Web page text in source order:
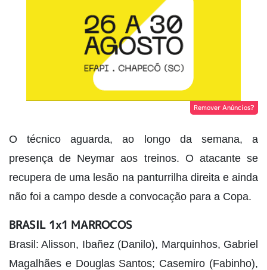
Remover Anúncios?
O técnico aguarda, ao longo da semana, a
presença de Neymar aos treinos. O atacante se
recupera de uma lesão na panturrilha direita e ainda
não foi a campo desde a convocação para a Copa.
BRASIL 1x1 MARROCOS
Brasil: Alisson, Ibañez (Danilo), Marquinhos, Gabriel
Magalhães e Douglas Santos; Casemiro (Fabinho),